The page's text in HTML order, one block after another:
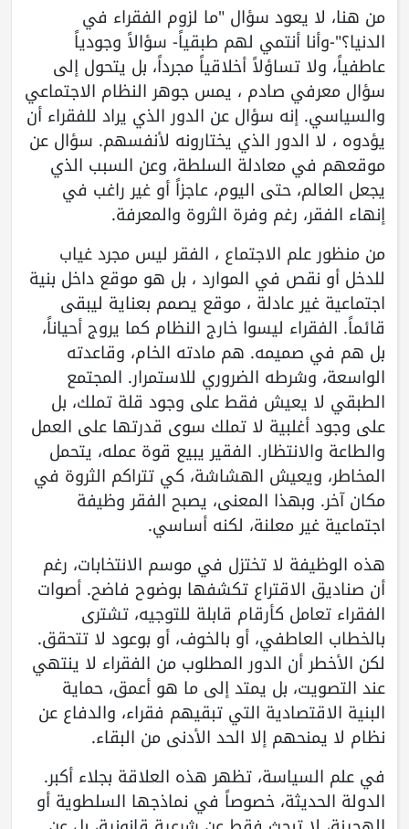
من هنا، لا يعود سؤال "ما لزوم الفقراء في
الدنيا؟"-وأنا أنتمي لهم طبقياً- سؤالاً وجودياً
عاطفياً، ولا تساؤلاً أخلاقياً مجرداً، بل يتحول إلى
سؤال معرفي صادم ، يمس جوهر النظام الاجتماعي
والسياسي. إنه سؤال عن الدور الذي يراد للفقراء أن
يؤدوه ، لا الدور الذي يختارونه لأنفسهم. سؤال عن
موقعهم في معادلة السلطة، وعن السبب الذي
يجعل العالم، حتى اليوم، عاجزاً أو غير راغب في
إنهاء الفقر، رغم وفرة الثروة والمعرفة.
من منظور علم الاجتماع ، الفقر ليس مجرد غياب
للدخل أو نقص في الموارد ، بل هو موقع داخل بنية
اجتماعية غير عادلة ، موقع يصمم بعناية ليبقى
قائماً. الفقراء ليسوا خارج النظام كما يروج أحياناً،
بل هم في صميمه. هم مادته الخام، وقاعدته
الواسعة، وشرطه الضروري للاستمرار. المجتمع
الطبقي لا يعيش فقط على وجود قلة تملك، بل
على وجود أغلبية لا تملك سوى قدرتها على العمل
والطاعة والانتظار. الفقير يبيع قوة عمله، يتحمل
المخاطر، ويعيش الهشاشة، كي تتراكم الثروة في
مكان آخر. وبهذا المعنى، يصبح الفقر وظيفة
اجتماعية غير معلنة، لكنه أساسي.
هذه الوظيفة لا تختزل في موسم الانتخابات، رغم
أن صناديق الاقتراع تكشفها بوضوح فاضح. أصوات
الفقراء تعامل كأرقام قابلة للتوجيه، تشترى
بالخطاب العاطفي، أو بالخوف، أو بوعود لا تتحقق.
لكن الأخطر أن الدور المطلوب من الفقراء لا ينتهي
عند التصويت، بل يمتد إلى ما هو أعمق، حماية
البنية الاقتصادية التي تبقيهم فقراء، والدفاع عن
نظام لا يمنحهم إلا الحد الأدنى من البقاء.
في علم السياسة، تظهر هذه العلاقة بجلاء أكبر.
الدولة الحديثة، خصوصاً في نماذجها السلطوية أو